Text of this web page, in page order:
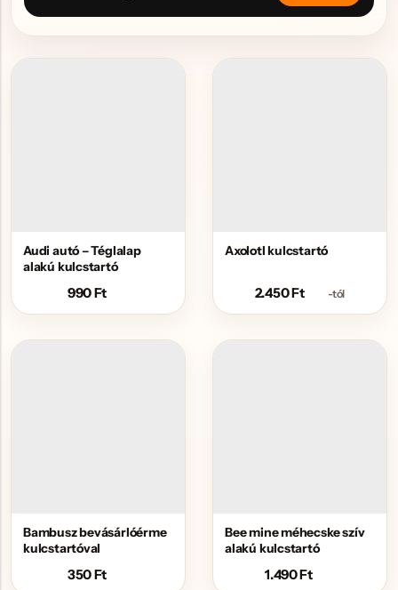
Audi autó – Téglalap
alakú kulcstartó
990Ft
Axolotl kulcstartó
2.450Ft -tól
Bambusz bevásárlóérme
kulcstartóval
350Ft
Bee mine méhecske szív
alakú kulcstartó
1.490Ft